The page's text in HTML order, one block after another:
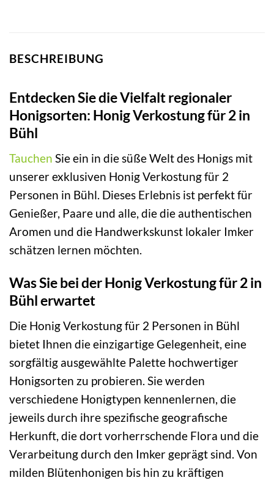
BESCHREIBUNG
Entdecken Sie die Vielfalt regionaler
Honigsorten: Honig Verkostung für 2 in
Bühl
Tauchen Sie ein in die süße Welt des Honigs mit
unserer exklusiven Honig Verkostung für 2
Personen in Bühl. Dieses Erlebnis ist perfekt für
Genießer, Paare und alle, die die authentischen
Aromen und die Handwerkskunst lokaler Imker
schätzen lernen möchten.
Was Sie bei der Honig Verkostung für 2 in
Bühl erwartet
Die Honig Verkostung für 2 Personen in Bühl
bietet Ihnen die einzigartige Gelegenheit, eine
sorgfältig ausgewählte Palette hochwertiger
Honigsorten zu probieren. Sie werden
verschiedene Honigtypen kennenlernen, die
jeweils durch ihre spezifische geografische
Herkunft, die dort vorherrschende Flora und die
Verarbeitung durch den Imker geprägt sind. Von
milden Blütenhonigen bis hin zu kräftigen